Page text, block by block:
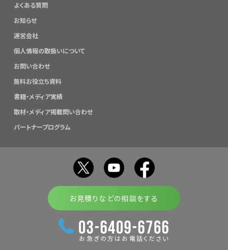
よくある質問
お知らせ
運営会社
個人情報の取扱いについて
お問い合わせ
無料お役立ち資料
書籍・メディア実績
取材・メディア掲載問い合わせ
パートナープログラム
お見積りなどの相談をする
お急ぎの方はお電話ください